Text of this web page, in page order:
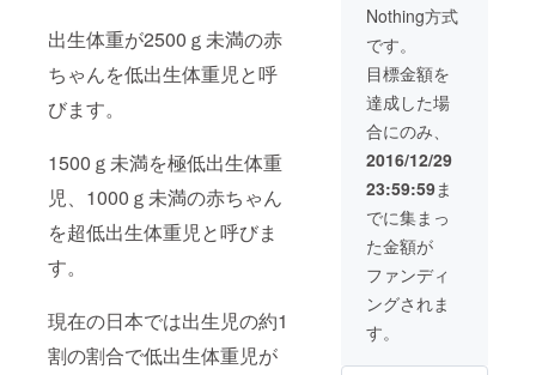
出生体重が2500ｇ未満の赤
ちゃんを低出生体重児と呼
びます。
1500ｇ未満を極低出生体重
児、1000ｇ未満の赤ちゃん
を超低出生体重児と呼びま
す。
現在の日本では出生児の約1
割の割合で低出生体重児が
ター
では手
に入り
ませ
ん！
ネット
ませ
ん！ お
野菜は
畑から
そのま
ま発送
いたし
ますの
で鮮度
抜群で
す！
（特に
塩は天
やすい
Nothing方式
です。
目標金額を
達成した場
合にのみ、
2016/12/29
23:59:59ま
でに集まっ
た金額が
ファンディ
ングされま
す。